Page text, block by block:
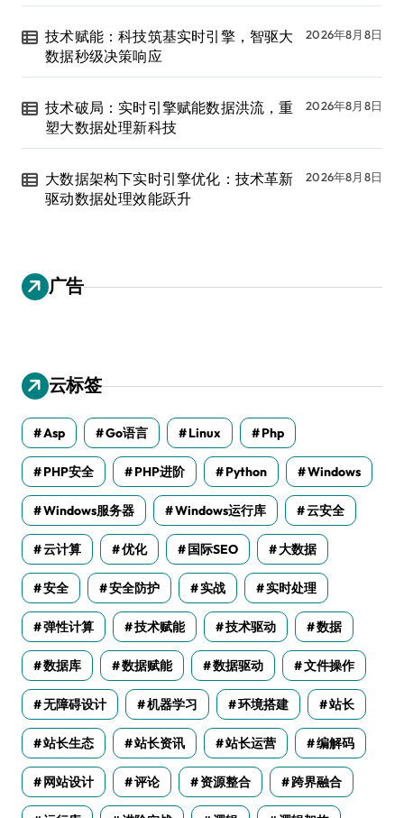
技术赋能：科技筑基实时引擎，智驱大
数据秒级决策响应
2026年8月8日
技术破局：实时引擎赋能数据洪流，重
塑大数据处理新科技
2026年8月8日
大数据架构下实时引擎优化：技术革新
驱动数据处理效能跃升
2026年8月8日
广告
云标签
Asp Go语言 Linux Php
PHP安全 PHP进阶 Python Windows
Windows服务器 Windows运行库 云安全
云计算 优化 国际SEO 大数据
安全 安全防护 实战 实时处理
弹性计算 技术赋能 技术驱动 数据
数据库 数据赋能 数据驱动 文件操作
无障碍设计 机器学习 环境搭建 站长
站长生态 站长资讯 站长运营 编解码
网站设计 评论 资源整合 跨界融合